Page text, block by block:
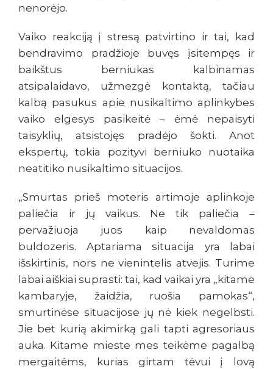
nenorėjo.
Vaiko reakciją į stresą patvirtino ir tai, kad
bendravimo pradžioje buvęs įsitempęs ir
baikštus berniukas kalbinamas
atsipalaidavo, užmezgė kontaktą, tačiau
kalbą pasukus apie nusikaltimo aplinkybes
vaiko elgesys pasikeitė – ėmė nepaisyti
taisyklių, atsistojęs pradėjo šokti. Anot
ekspertų, tokia pozityvi berniuko nuotaika
neatitiko nusikaltimo situacijos.
„Smurtas prieš moteris artimoje aplinkoje
paliečia ir jų vaikus. Ne tik paliečia –
pervažiuoja juos kaip nevaldomas
buldozeris. Aptariama situacija yra labai
išskirtinis, nors ne vienintelis atvejis. Turime
labai aiškiai suprasti: tai, kad vaikai yra „kitame
kambaryje, žaidžia, ruošia pamokas“,
smurtinėse situacijose jų nė kiek negelbsti.
Jie bet kurią akimirką gali tapti agresoriaus
auka. Kitame mieste mes teikėme pagalbą
mergaitėms, kurias girtam tėvui į lovą